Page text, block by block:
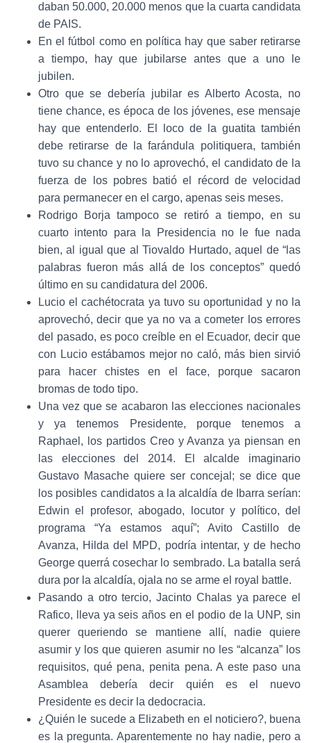
daban 50.000, 20.000 menos que la cuarta candidata
de PAIS.
En el fútbol como en política hay que saber retirarse
a tiempo, hay que jubilarse antes que a uno le
jubilen.
Otro que se debería jubilar es Alberto Acosta, no
tiene chance, es época de los jóvenes, ese mensaje
hay que entenderlo. El loco de la guatita también
debe retirarse de la farándula politiquera, también
tuvo su chance y no lo aprovechó, el candidato de la
fuerza de los pobres batió el récord de velocidad
para permanecer en el cargo, apenas seis meses.
Rodrigo Borja tampoco se retiró a tiempo, en su
cuarto intento para la Presidencia no le fue nada
bien, al igual que al Tiovaldo Hurtado, aquel de “las
palabras fueron más allá de los conceptos” quedó
último en su candidatura del 2006.
Lucio el cachétocrata ya tuvo su oportunidad y no la
aprovechó, decir que ya no va a cometer los errores
del pasado, es poco creíble en el Ecuador, decir que
con Lucio estábamos mejor no caló, más bien sirvió
para hacer chistes en el face, porque sacaron
bromas de todo tipo.
Una vez que se acabaron las elecciones nacionales
y ya tenemos Presidente, porque tenemos a
Raphael, los partidos Creo y Avanza ya piensan en
las elecciones del 2014. El alcalde imaginario
Gustavo Masache quiere ser concejal; se dice que
los posibles candidatos a la alcaldía de Ibarra serían:
Edwin el profesor, abogado, locutor y político, del
programa “Ya estamos aquí”; Avito Castillo de
Avanza, Hilda del MPD, podría intentar, y de hecho
George querrá cosechar lo sembrado. La batalla será
dura por la alcaldía, ojala no se arme el royal battle.
Pasando a otro tercio, Jacinto Chalas ya parece el
Rafico, lleva ya seis años en el podio de la UNP, sin
querer queriendo se mantiene allí, nadie quiere
asumir y los que quieren asumir no les “alcanza” los
requisitos, qué pena, penita pena. A este paso una
Asamblea debería decir quién es el nuevo
Presidente es decir la dedocracia.
¿Quién le sucede a Elizabeth en el noticiero?, buena
es la pregunta. Aparentemente no hay nadie, pero a